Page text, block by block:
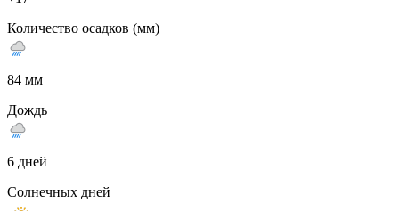
Количество осадков (мм)
84 мм
Дождь
6 дней
Солнечных дней